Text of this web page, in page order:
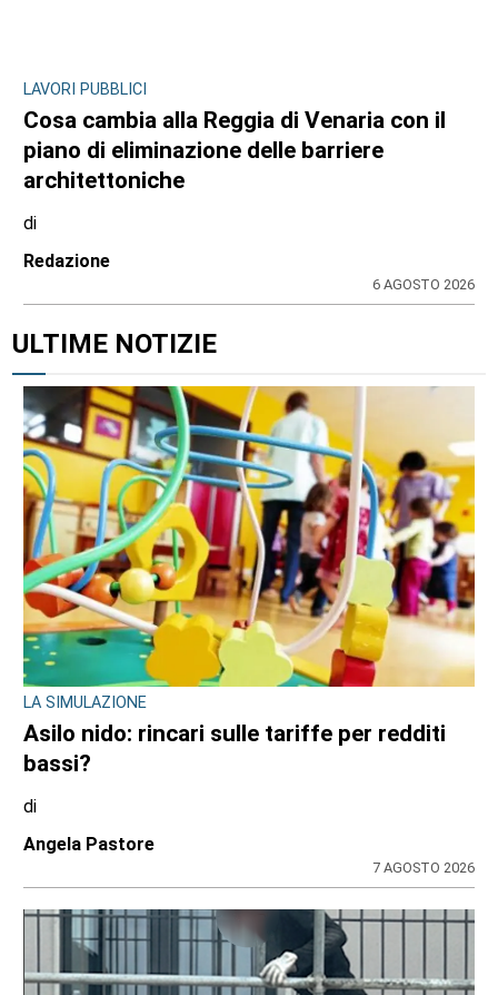
LAVORI PUBBLICI
Cosa cambia alla Reggia di Venaria con il
piano di eliminazione delle barriere
architettoniche
di
Redazione
6 AGOSTO 2026
ULTIME NOTIZIE
LA SIMULAZIONE
Asilo nido: rincari sulle tariffe per redditi
bassi?
di
Angela Pastore
7 AGOSTO 2026